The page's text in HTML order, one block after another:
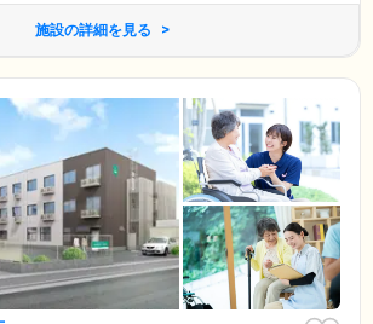
施設の詳細を見る